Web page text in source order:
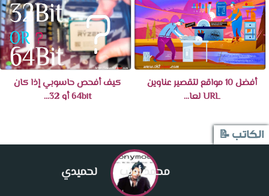
كيف أفحص حاسوبي إذا كان
64bit أو 32...
أفضل 10 مواقع لتقصير عناوين
URL لعا...
الكاتب 📝
محمد أديب لحميدي